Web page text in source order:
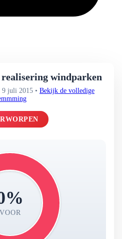
windparken
9 juli 2015 • Bekijk de volledige
VOOR